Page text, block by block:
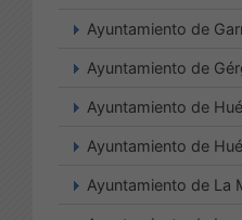
Ayuntamiento de
Ayuntamiento de
Ayuntamiento de
Ayuntamiento de
Ayuntamiento de La